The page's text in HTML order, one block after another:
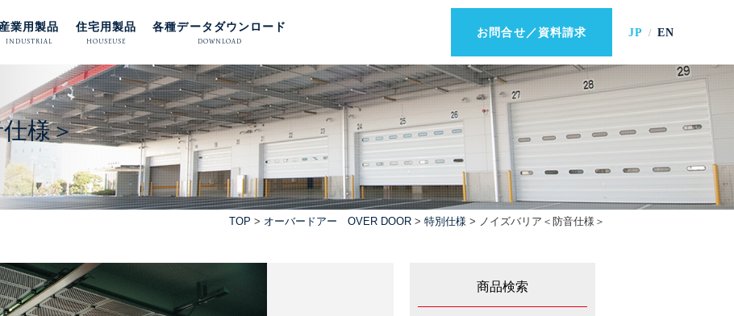
業用製品
INDUSTRIAL
住宅用製品
HOUSEUSE
各種データダウンロード
DOWNLOAD
お問合せ／資料請求 JP EN
様＞
TOP > オーバードアー OVER DOOR > 特別仕様 > ノイズバリア＜防音仕様＞
商品検索